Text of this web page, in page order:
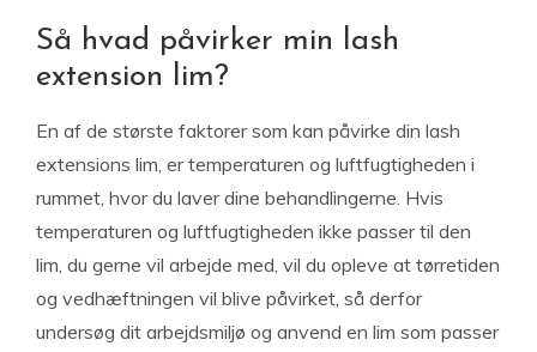
Så hvad påvirker min lash
extension lim?
En af de største faktorer som kan påvirke din lash
extensions lim, er temperaturen og luftfugtigheden i
rummet, hvor du laver dine behandlingerne. Hvis
temperaturen og luftfugtigheden ikke passer til den
lim, du gerne vil arbejde med, vil du opleve at tørretiden
og vedhæftningen vil blive påvirket, så derfor
undersøg dit arbejdsmiljø og anvend en lim som passer